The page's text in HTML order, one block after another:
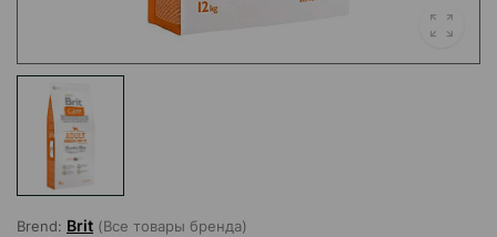
Brend: Brit (Все товары бренда)